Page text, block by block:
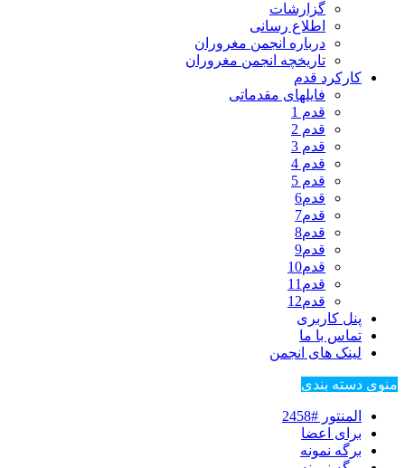
گزارشات
اطلاع رسانی
درباره انجمن مغروران
تاریخچه انجمن مغروران
کارکرد قدم
فایلهای مقدماتی
قدم 1
قدم 2
قدم 3
قدم 4
قدم 5
قدم6
قدم7
قدم8
قدم9
قدم10
قدم11
قدم12
پنل کاربری
تماس با ما
لینک های انجمن
منوی دسته بندی
المنتور #2458
برای اعضا
برگه نمونه